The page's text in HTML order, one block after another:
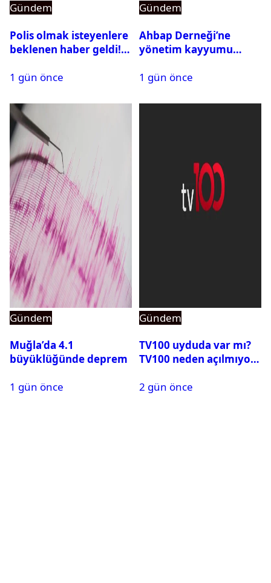
Gündem
Polis olmak isteyenlere
beklenen haber geldi!
1 gün önce
Gündem
Ahbap Derneği’ne
yönetim kayyumu
açıldı
1 gün önce
Gündem
Muğla’da 4.1
büyüklüğünde deprem
1 gün önce
Gündem
TV100 uyduda var mı?
TV100 neden açılmıyor?
2 gün önce